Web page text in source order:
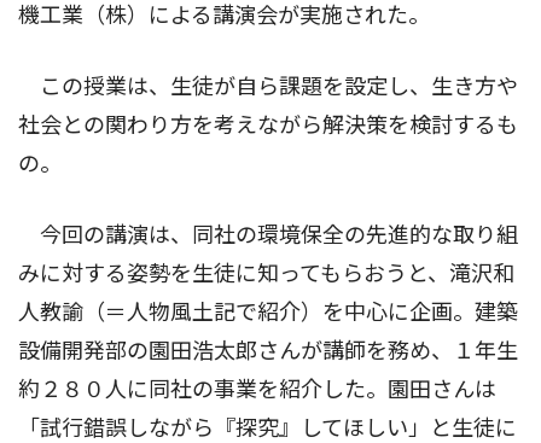
機工業（株）による講演会が実施された。
この授業は、生徒が自ら課題を設定し、生き方や
社会との関わり方を考えながら解決策を検討するも
の。
今回の講演は、同社の環境保全の先進的な取り組
みに対する姿勢を生徒に知ってもらおうと、滝沢和
人教諭（＝人物風土記で紹介）を中心に企画。建築
設備開発部の園田浩太郎さんが講師を務め、１年生
約２８０人に同社の事業を紹介した。園田さんは
「試行錯誤しながら『探究』してほしい」と生徒に